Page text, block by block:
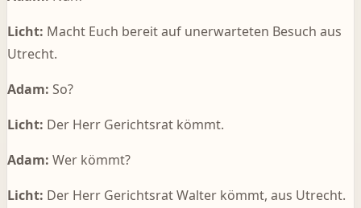
Licht: Macht Euch bereit auf unerwarteten Besuch aus
Utrecht.
Adam: So?
Licht: Der Herr Gerichtsrat kömmt.
Adam: Wer kömmt?
Licht: Der Herr Gerichtsrat Walter kömmt, aus Utrecht.